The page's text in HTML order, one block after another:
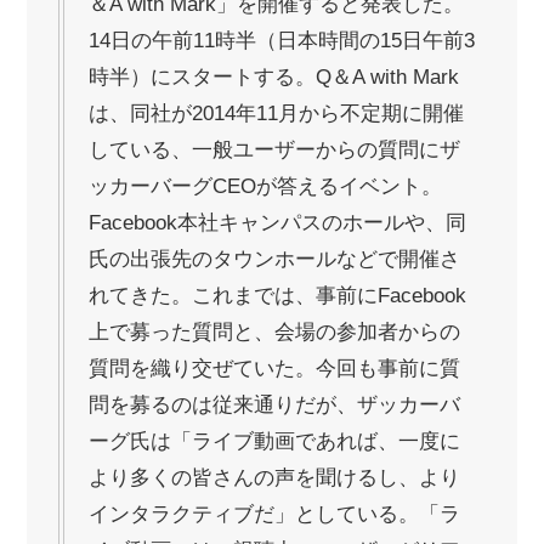
14日の午前11時半（日本時間の15日午前3
時半）にスタートする。Q＆A with Mark
は、同社が2014年11月から不定期に開催
している、一般ユーザーからの質問にザ
ッカーバーグCEOが答えるイベント。
Facebook本社キャンパスのホールや、同
氏の出張先のタウンホールなどで開催さ
れてきた。これまでは、事前にFacebook
上で募った質問と、会場の参加者からの
質問を織り交ぜていた。今回も事前に質
問を募るのは従来通りだが、ザッカーバ
ーグ氏は「ライブ動画であれば、一度に
より多くの皆さんの声を聞けるし、より
インタラクティブだ」としている。「ラ